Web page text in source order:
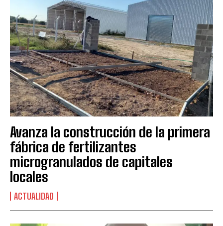
Avanza la construcción de la primera
fábrica de fertilizantes
microgranulados de capitales
locales
ACTUALIDAD